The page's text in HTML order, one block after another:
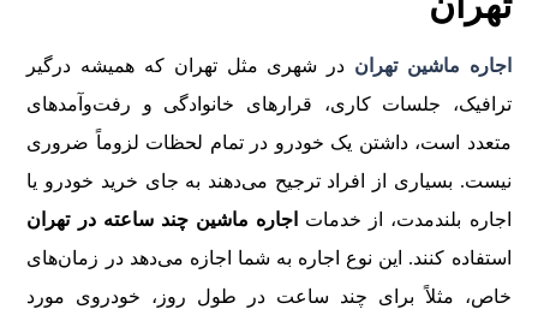
اجاره ماشین تهران در شهری مثل تهران که همیشه درگیر
ترافیک، جلسات کاری، قرارهای خانوادگی و رفت‌وآمدهای
متعدد است، داشتن یک خودرو در تمام لحظات لزوماً ضروری
نیست. بسیاری از افراد ترجیح می‌دهند به جای خرید خودرو یا
اجاره بلندمدت، از خدمات
اجاره ماشین چند ساعته در تهران
استفاده کنند. این نوع اجاره به شما اجازه می‌دهد در زمان‌های
خاص، مثلاً برای چند ساعت در طول روز، خودروی مورد